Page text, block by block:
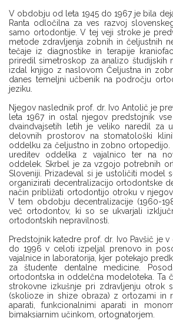
V obdobju od leta 1945 do 1967 je bila
Ranta odločilna za ves razvoj
samo ortodontije. V tej veji stroke je
metode zdravljenja zobnih in čeljustnih
tečaje iz diagnostike in terapije
priredil simetroskop za analizo študijskih
izdal knjigo z naslovom Čeljustna in
danes temeljni učbenik na področju
jeziku.
Njegov naslednik prof. dr. Ivo Antolič je
leta 1967 in ostal njegov predstojnik
dvaindvajsetih letih je veliko naredil za
delovnih prostorov na stomatološki
oddelku za čeljustno in zobno ortopedijo.
ureditev oddelka z vajalnico ter na
oddelek. Skrbel je za vzgojo potrebnih
Sloveniji. Prizadeval si je ustoličiti model
organizirati decentralizacijo ortodontske
način približati ortodontijo otroku v
V tem obdobju decentralizacije (1960-
več ortodontov, ki so se ukvarjali
ortodontskih nepravilnosti.
Predstojnik katedre prof. dr. Ivo Pavšič je
do 1996 v celoti izpeljal prenovo in
vajalnice in laboratorija, kjer potekajo
za študente dentalne medicine.
ortodontska in oddelčna modeloteka. Ta
strokovne izkušnje pri zdravljenju otrok
(skolioze in shize obraza) z ortozami in
aparati, funkcionalnimi aparati in
bimaksiarnim učinkom, ortognatorjem.